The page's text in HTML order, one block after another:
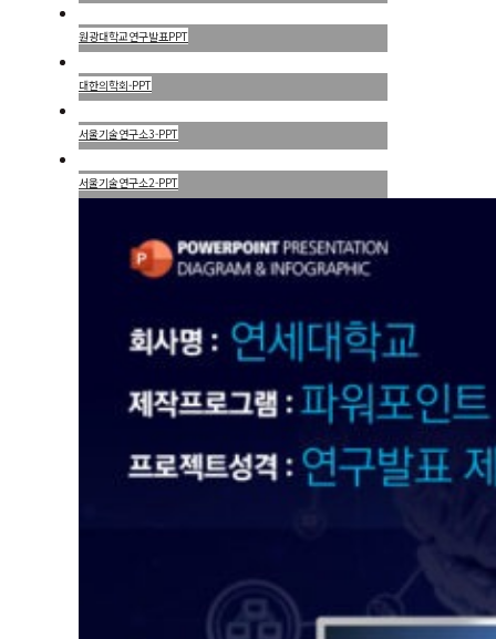
원광대학교연구발표PPT
대한의학회-PPT
서울기술연구소3-PPT
서울기술연구소2-PPT